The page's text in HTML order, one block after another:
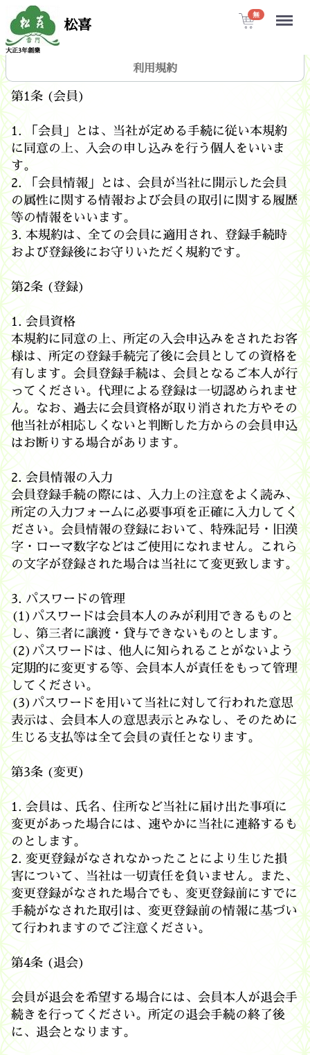
Menu
松喜
大正3年創業
無
利用規約
第1条 (会員)
1. 「会員」とは、当社が定める手続に従い本規約
に同意の上、入会の申し込みを行う個人をいいま
す。
2. 「会員情報」とは、会員が当社に開示した会員
の属性に関する情報および会員の取引に関する履歴
等の情報をいいます。
3. 本規約は、全ての会員に適用され、登録手続時
および登録後にお守りいただく規約です。
第2条 (登録)
1. 会員資格
本規約に同意の上、所定の入会申込みをされたお客
様は、所定の登録手続完了後に会員としての資格を
有します。会員登録手続は、会員となるご本人が行
ってください。代理による登録は一切認められませ
ん。なお、過去に会員資格が取り消された方やその
他当社が相応しくないと判断した方からの会員申込
はお断りする場合があります。
2. 会員情報の入力
会員登録手続の際には、入力上の注意をよく読み、
所定の入力フォームに必要事項を正確に入力してく
ださい。会員情報の登録において、特殊記号・旧漢
字・ローマ数字などはご使用になれません。これら
の文字が登録された場合は当社にて変更致します。
3. パスワードの管理
(1)パスワードは会員本人のみが利用できるものと
し、第三者に譲渡・貸与できないものとします。
(2)パスワードは、他人に知られることがないよう
定期的に変更する等、会員本人が責任をもって管理
してください。
(3)パスワードを用いて当社に対して行われた意思
表示は、会員本人の意思表示とみなし、そのために
生じる支払等は全て会員の責任となります。
第3条 (変更)
1. 会員は、氏名、住所など当社に届け出た事項に
変更があった場合には、速やかに当社に連絡するも
のとします。
2. 変更登録がなされなかったことにより生じた損
害について、当社は一切責任を負いません。また、
変更登録がなされた場合でも、変更登録前にすでに
手続がなされた取引は、変更登録前の情報に基づい
て行われますのでご注意ください。
第4条 (退会)
会員が退会を希望する場合には、会員本人が退会手
続きを行ってください。所定の退会手続の終了後
に、退会となります。